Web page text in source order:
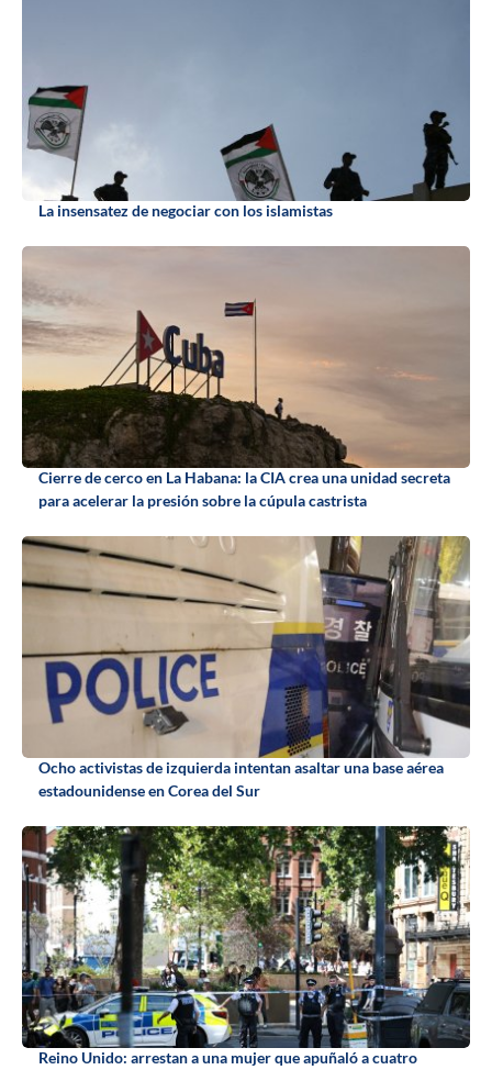
La insensatez de negociar con los islamistas
Cierre de cerco en La Habana: la CIA crea una unidad secreta
para acelerar la presión sobre la cúpula castrista
Ocho activistas de izquierda intentan asaltar una base aérea
estadounidense en Corea del Sur
Reino Unido: arrestan a una mujer que apuñaló a cuatro